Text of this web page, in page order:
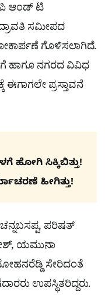
ಪಿ ಆಂಡ್ ಟಿ
ಸಮೀಪದ
ಗೊಳಿಸಲಾಗಿದೆ.
ಹಾಗೂ ನಗರದ ವಿವಿಧ
ಈಗಾಗಲೇ ಪ್ರಸ್ತಾವನೆ
ಸಿಕ್ಕಿಬಿತ್ತು!
ಹೀಗಿತ್ತು!
ಪರಿಷತ್
ಯಮುನಾ
ಸೇರಿದಂತೆ
ಉಪಸ್ಥಿತರಿದ್ದರು.